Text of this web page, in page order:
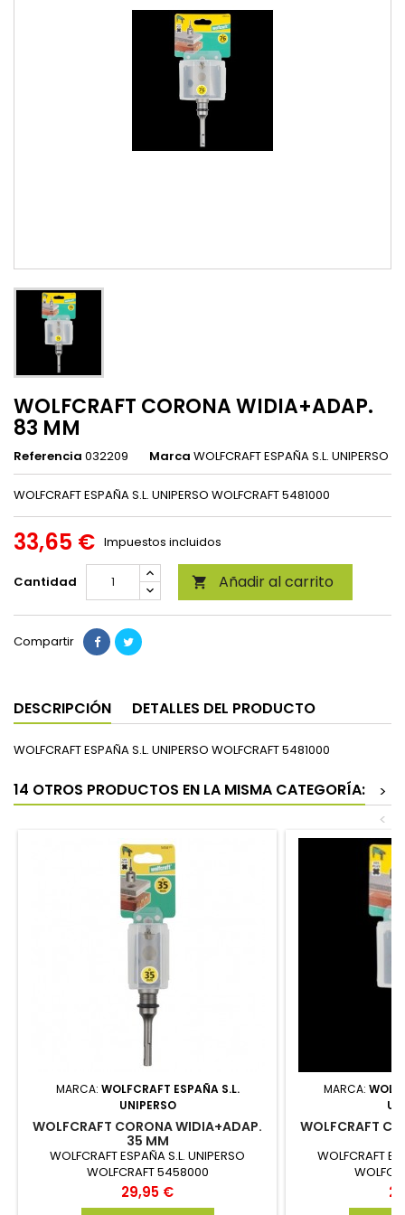
WOLFCRAFT CORONA WIDIA+ADAP.
83 MM
Referencia 032209 Marca WOLFCRAFT ESPAÑA S.L. UNIPERSO
WOLFCRAFT ESPAÑA S.L. UNIPERSO WOLFCRAFT 5481000
33,65 € Impuestos incluidos
Cantidad  Añadir al carrito
Compartir
DESCRIPCIÓN DETALLES DEL PRODUCTO
WOLFCRAFT ESPAÑA S.L. UNIPERSO WOLFCRAFT 5481000
14 OTROS PRODUCTOS EN LA MISMA CATEGORÍA:
>
<
MARCA: WOLFCRAFT ESPAÑA S.L.
UNIPERSO
WOLFCRAFT CORONA WIDIA+ADAP.
35 MM
WOLFCRAFT ESPAÑA S.L. UNIPERSO
WOLFCRAFT 5458000
Precio
29,95 €
MARCA:
WOLFCRAFT
WOLFCRAFT